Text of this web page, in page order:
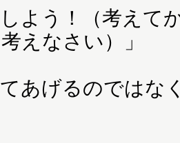
しよう！（考えて
えなさい）」
てあげるのではな